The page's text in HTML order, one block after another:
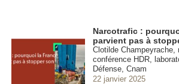
Narcotrafic :
parvient pas à
Clotilde Champeyrache,
conférence HDR,
Défense, Cnam
22 janvier 2025